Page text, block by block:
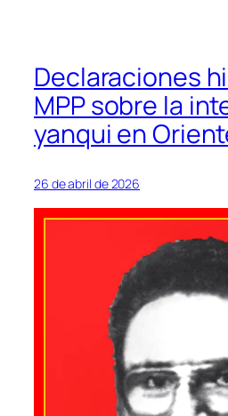
Declaraciones
MPP sobre la
yanqui en
26 de abril de 2026